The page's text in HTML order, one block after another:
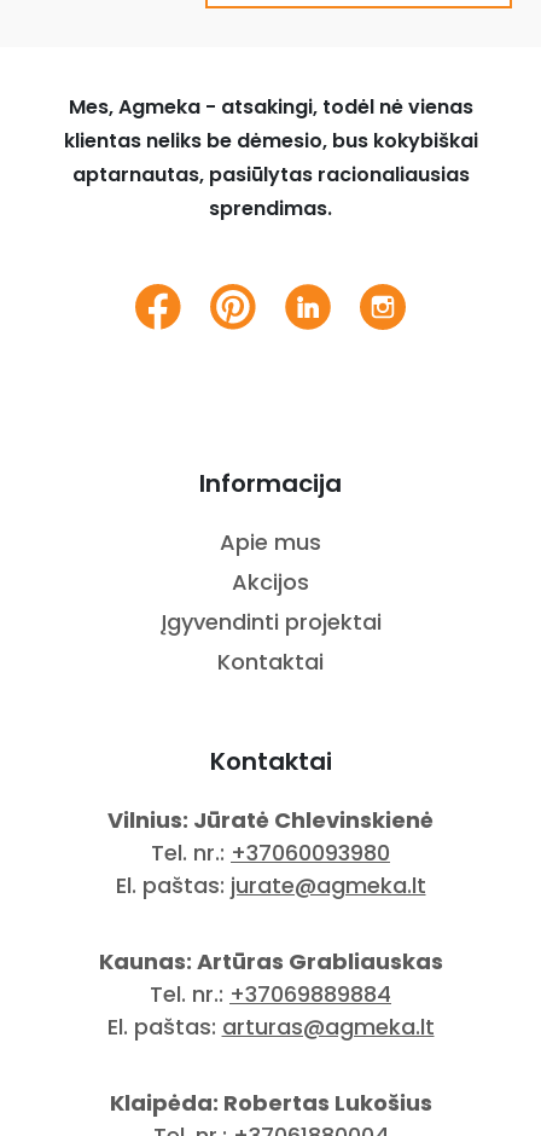
Mes, Agmeka - atsakingi, todėl nė vienas
klientas neliks be dėmesio, bus kokybiškai
aptarnautas, pasiūlytas racionaliausias
sprendimas.
Informacija
Apie mus
Akcijos
Įgyvendinti projektai
Kontaktai
Kontaktai
Vilnius: Jūratė Chlevinskienė
Tel. nr.: +37060093980
El. paštas: jurate@agmeka.lt
Kaunas: Artūras Grabliauskas
Tel. nr.: +37069889884
El. paštas: arturas@agmeka.lt
Klaipėda: Robertas Lukošius